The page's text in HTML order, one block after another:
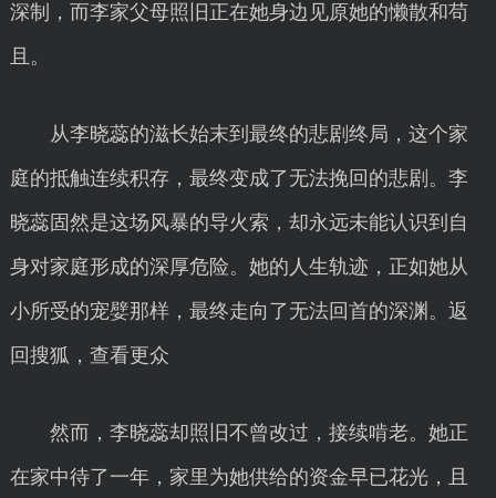
深制，而李家父母照旧正在她身边见原她的懒散和苟
且。
从李晓蕊的滋长始末到最终的悲剧终局，这个家
庭的抵触连续积存，最终变成了无法挽回的悲剧。李
晓蕊固然是这场风暴的导火索，却永远未能认识到自
身对家庭形成的深厚危险。她的人生轨迹，正如她从
小所受的宠嬖那样，最终走向了无法回首的深渊。返
回搜狐，查看更众
然而，李晓蕊却照旧不曾改过，接续啃老。她正
在家中待了一年，家里为她供给的资金早已花光，且